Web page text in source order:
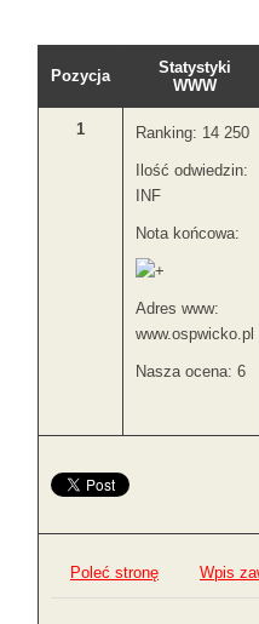
Pozycja
Statystyki
WWW
1 Ranking: 14 250
Ilość odwiedzin:
INF
Nota końcowa:
Adres www:
www.ospwicko.pl
Nasza ocena: 6
Poleć stronę Wpis